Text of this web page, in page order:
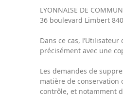
LYONNAISE DE
36 boulevard Limbert
Dans ce cas,
précisément avec une
Les demandes de
matière de conservation
contrôle, et notamment